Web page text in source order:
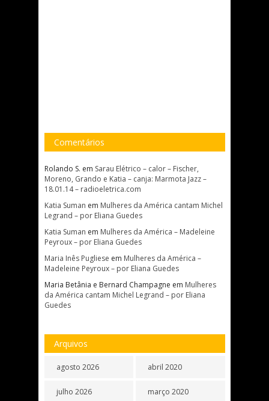
Comentários
Rolando S. em Sarau Elétrico – calor – Fischer,
Moreno, Grando e Katia – canja: Marmota Jazz –
18.01.14 – radioeletrica.com
Katia Suman em Mulheres da América cantam Michel
Legrand – por Eliana Guedes
Katia Suman em Mulheres da América – Madeleine
Peyroux – por Eliana Guedes
Maria Inês Pugliese em Mulheres da América –
Madeleine Peyroux – por Eliana Guedes
Maria Betânia e Bernard Champagne em Mulheres
da América cantam Michel Legrand – por Eliana
Guedes
Arquivos
agosto 2026
julho 2026
abril 2020
março 2020